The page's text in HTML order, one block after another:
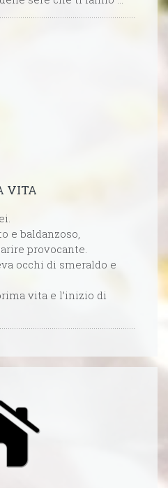
VITA
e baldanzoso,
provocante.
occhi di smeraldo e
vita e l’inizio di